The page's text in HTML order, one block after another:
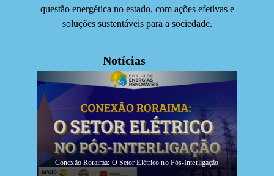
questão energética no estado, com ações efetivas e
soluções sustentáveis para a sociedade.
Notícias
Conexão Roraima: O Setor Elétrico no Pós-Interligação